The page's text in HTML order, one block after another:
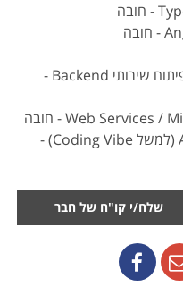
ניסיון בעבודה עם APIs RESTful ופיתוח שירותי Backend -
ניסיון מוכח בפיתוח באמצעות כלי AI (למשל Coding Vibe) -
שלח/י קו"ח של חבר